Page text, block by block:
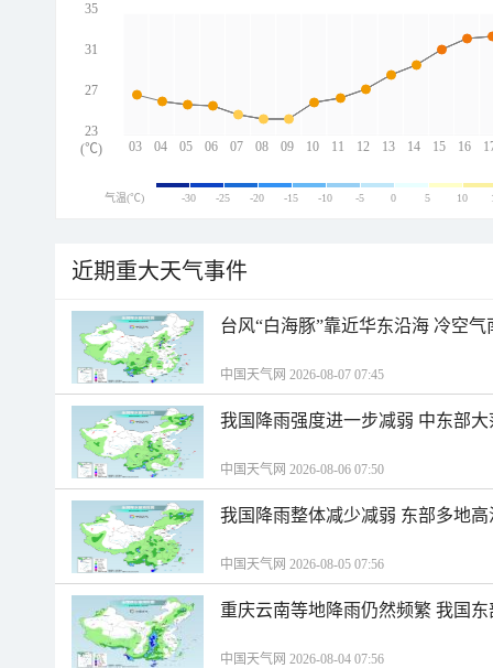
03 04 05 06 07 08 09 10 11 12 13 14 15 16
35
31
27
23
(℃)
气温(℃) -30 -25 -20 -15 -10 -5 0 5 10
近期重大天气事件
台风“白海豚”靠近华东沿海 冷空
中国天气网 2026-08-07 07:45
我国降雨强度进一步减弱 中东部
中国天气网 2026-08-06 07:50
我国降雨整体减少减弱 东部多地
中国天气网 2026-08-05 07:56
重庆云南等地降雨仍然频繁 我国
中国天气网 2026-08-04 07:56